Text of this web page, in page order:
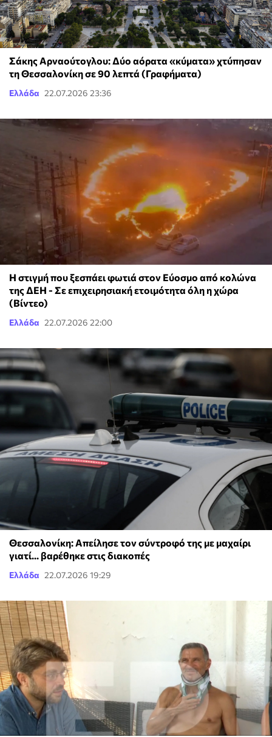
Σάκης Αρναούτογλου: Δύο αόρατα «κύματα» χτύπησαν
τη Θεσσαλονίκη σε 90 λεπτά (Γραφήματα)
Ελλάδα 22.07.2026 23:36
Η στιγμή που ξεσπάει φωτιά στον Εύοσμο από κολώνα
της ΔΕΗ - Σε επιχειρησιακή ετοιμότητα όλη η χώρα
(Βίντεο)
Ελλάδα 22.07.2026 22:00
Θεσσαλονίκη: Απείλησε τον σύντροφό της με μαχαίρι
γιατί... βαρέθηκε στις διακοπές
Ελλάδα 22.07.2026 19:29